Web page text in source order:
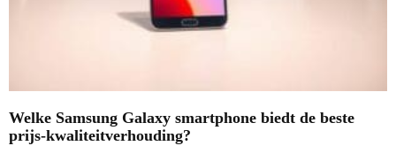
Welke Samsung Galaxy smartphone biedt de beste
prijs-kwaliteitverhouding?